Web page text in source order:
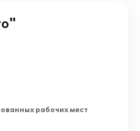
рабочих мест